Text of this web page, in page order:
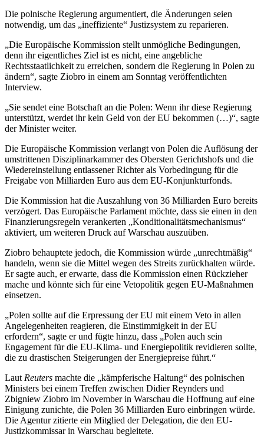
Die polnische Regierung argumentiert, die Änderungen seien
notwendig, um das „ineffiziente“ Justizsystem zu reparieren.
„Die Europäische Kommission stellt unmögliche Bedingungen,
denn ihr eigentliches Ziel ist es nicht, eine angebliche
Rechtsstaatlichkeit zu erreichen, sondern die Regierung in Polen zu
ändern“, sagte Ziobro in einem am Sonntag veröffentlichten
Interview.
„Sie sendet eine Botschaft an die Polen: Wenn ihr diese Regierung
unterstützt, werdet ihr kein Geld von der EU bekommen (…)“, sagte
der Minister weiter.
Die Europäische Kommission verlangt von Polen die Auflösung der
umstrittenen Disziplinarkammer des Obersten Gerichtshofs und die
Wiedereinstellung entlassener Richter als Vorbedingung für die
Freigabe von Milliarden Euro aus dem EU-Konjunkturfonds.
Die Kommission hat die Auszahlung von 36 Milliarden Euro bereits
verzögert. Das Europäische Parlament möchte, dass sie einen in den
Finanzierungsregeln verankerten „Konditionalitätsmechanismus“
aktiviert, um weiteren Druck auf Warschau auszuüben.
Ziobro behauptete jedoch, die Kommission würde „unrechtmäßig“
handeln, wenn sie die Mittel wegen des Streits zurückhalten würde.
Er sagte auch, er erwarte, dass die Kommission einen Rückzieher
mache und könnte sich für eine Vetopolitik gegen EU-Maßnahmen
einsetzen.
„Polen sollte auf die Erpressung der EU mit einem Veto in allen
Angelegenheiten reagieren, die Einstimmigkeit in der EU
erfordern“, sagte er und fügte hinzu, dass „Polen auch sein
Engagement für die EU-Klima- und Energiepolitik revidieren sollte,
die zu drastischen Steigerungen der Energiepreise führt.“
Laut Reuters machte die „kämpferische Haltung“ des polnischen
Ministers bei einem Treffen zwischen Didier Reynders und
Zbigniew Ziobro im November in Warschau die Hoffnung auf eine
Einigung zunichte, die Polen 36 Milliarden Euro einbringen würde.
Die Agentur zitierte ein Mitglied der Delegation, die den EU-
Justizkommissar in Warschau begleitete.